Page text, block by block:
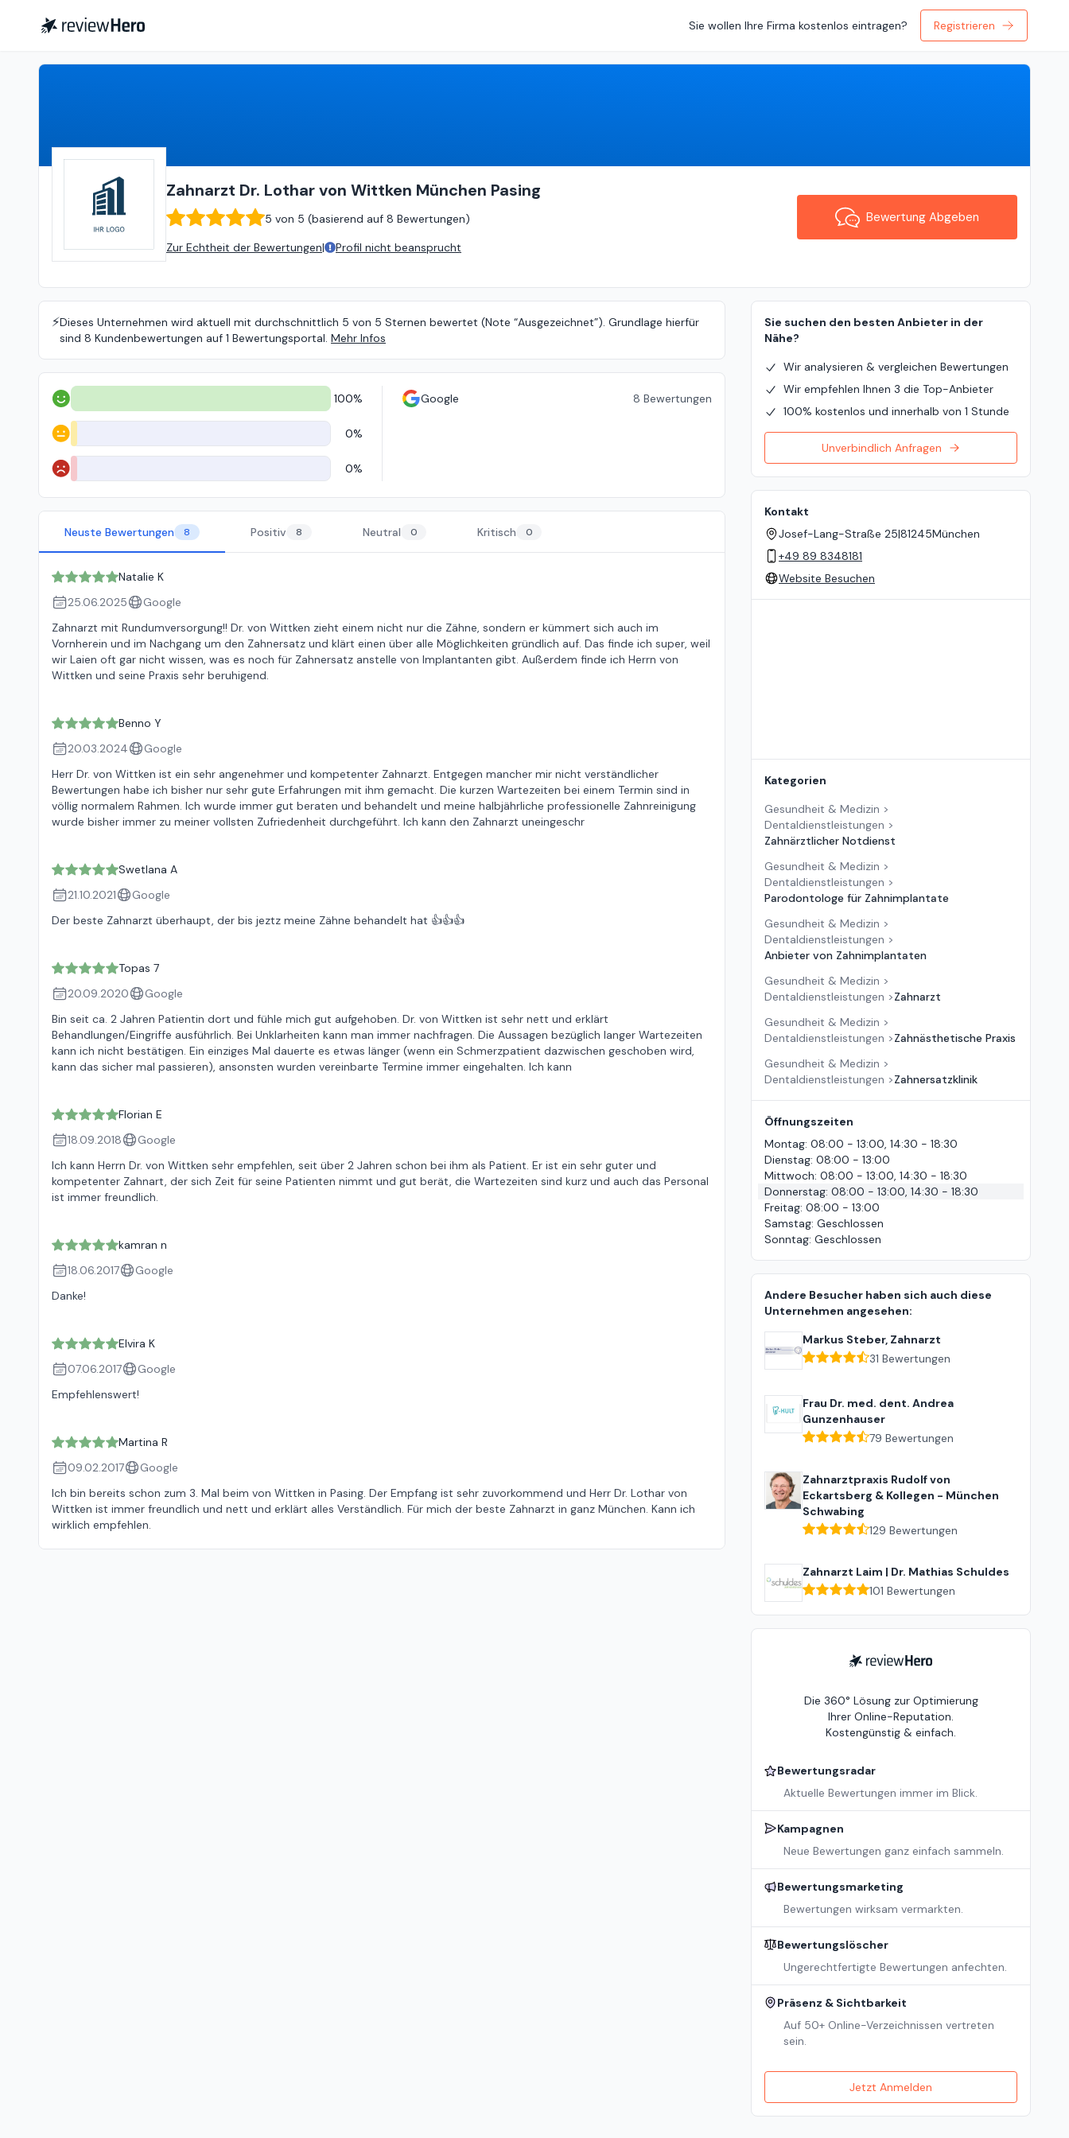
Sie wollen Ihre Firma kostenlos eintragen? Registrieren
Zahnarzt Dr. Lothar von Wittken München Pasing
5 von 5 (basierend auf 8 Bewertungen)
Zur Echtheit der Bewertungen| Profil nicht beansprucht
Bewertung Abgeben
⚡️Dieses Unternehmen wird aktuell mit durchschnittlich 5 von 5 Sternen bewertet (Note “Ausgezeichnet”). Grundlage hierfür
sind 8 Kundenbewertungen auf 1 Bewertungsportal. Mehr Infos
Positiv 100%
Neutral 0%
Negativ 0%
Google 8 Bewertungen
Neuste Bewertungen 8 Positiv 8 Neutral 0 Kritisch 0
Natalie K
25.06.2025
Google
Zahnarzt mit Rundumversorgung!! Dr. von Wittken zieht einem nicht nur die Zähne, sondern er kümmert sich auch im
Vornherein und im Nachgang um den Zahnersatz und klärt einen über alle Möglichkeiten gründlich auf. Das finde ich super, weil
wir Laien oft gar nicht wissen, was es noch für Zahnersatz anstelle von Implantanten gibt. Außerdem finde ich Herrn von
Wittken und seine Praxis sehr beruhigend.
Benno Y
20.03.2024
Google
Herr Dr. von Wittken ist ein sehr angenehmer und kompetenter Zahnarzt. Entgegen mancher mir nicht verständlicher
Bewertungen habe ich bisher nur sehr gute Erfahrungen mit ihm gemacht. Die kurzen Wartezeiten bei einem Termin sind in
völlig normalem Rahmen. Ich wurde immer gut beraten und behandelt und meine halbjährliche professionelle Zahnreinigung
wurde bisher immer zu meiner vollsten Zufriedenheit durchgeführt. Ich kann den Zahnarzt uneingeschr
Swetlana A
21.10.2021
Google
Der beste Zahnarzt überhaupt, der bis jeztz meine Zähne behandelt hat 👍👍👍
Topas 7
20.09.2020
Google
Bin seit ca. 2 Jahren Patientin dort und fühle mich gut aufgehoben. Dr. von Wittken ist sehr nett und erklärt
Behandlungen/Eingriffe ausführlich. Bei Unklarheiten kann man immer nachfragen. Die Aussagen bezüglich langer Wartezeiten
kann ich nicht bestätigen. Ein einziges Mal dauerte es etwas länger (wenn ein Schmerzpatient dazwischen geschoben wird,
kann das sicher mal passieren), ansonsten wurden vereinbarte Termine immer eingehalten. Ich kann
Florian E
18.09.2018
Google
Ich kann Herrn Dr. von Wittken sehr empfehlen, seit über 2 Jahren schon bei ihm als Patient. Er ist ein sehr guter und
kompetenter Zahnart, der sich Zeit für seine Patienten nimmt und gut berät, die Wartezeiten sind kurz und auch das Personal
ist immer freundlich.
kamran n
18.06.2017
Google
Danke!
Elvira K
07.06.2017
Google
Empfehlenswert!
Martina R
09.02.2017
Google
Ich bin bereits schon zum 3. Mal beim von Wittken in Pasing. Der Empfang ist sehr zuvorkommend und Herr Dr. Lothar von
Wittken ist immer freundlich und nett und erklärt alles Verständlich. Für mich der beste Zahnarzt in ganz München. Kann ich
wirklich empfehlen.
Sie suchen den besten Anbieter in der
Nähe?
Wir analysieren & vergleichen Bewertungen
Wir empfehlen Ihnen 3 die Top-Anbieter
100% kostenlos und innerhalb von 1 Stunde
Unverbindlich Anfragen
Kontakt
Josef-Lang-Straße 25|81245München
+49 89 8348181
Website Besuchen
Kategorien
Gesundheit & Medizin >
Dentaldienstleistungen >
Zahnärztlicher Notdienst
Gesundheit & Medizin >
Dentaldienstleistungen >
Parodontologe für Zahnimplantate
Gesundheit & Medizin >
Dentaldienstleistungen >
Anbieter von Zahnimplantaten
Gesundheit & Medizin >
Dentaldienstleistungen >Zahnarzt
Gesundheit & Medizin >
Dentaldienstleistungen >Zahnästhetische Praxis
Gesundheit & Medizin >
Dentaldienstleistungen >Zahnersatzklinik
Öffnungszeiten
Montag: 08:00 - 13:00, 14:30 - 18:30
Dienstag: 08:00 - 13:00
Mittwoch: 08:00 - 13:00, 14:30 - 18:30
Donnerstag: 08:00 - 13:00, 14:30 - 18:30
Freitag: 08:00 - 13:00
Samstag: Geschlossen
Sonntag: Geschlossen
Andere Besucher haben sich auch diese
Unternehmen angesehen:
Markus Steber, Zahnarzt
31 Bewertungen
Frau Dr. med. dent. Andrea
Gunzenhauser
79 Bewertungen
Zahnarztpraxis Rudolf von
Eckartsberg & Kollegen - München
Schwabing
129 Bewertungen
Zahnarzt Laim | Dr. Mathias Schuldes
101 Bewertungen
ReviewHero
Die 360° Lösung zur Optimierung
Ihrer Online-Reputation.
Kostengünstig & einfach.
Bewertungsradar
Aktuelle Bewertungen immer im Blick.
Kampagnen
Neue Bewertungen ganz einfach sammeln.
Bewertungsmarketing
Bewertungen wirksam vermarkten.
Bewertungslöscher
Ungerechtfertigte Bewertungen anfechten.
Präsenz & Sichtbarkeit
Auf 50+ Online-Verzeichnissen vertreten
sein.
Jetzt Anmelden